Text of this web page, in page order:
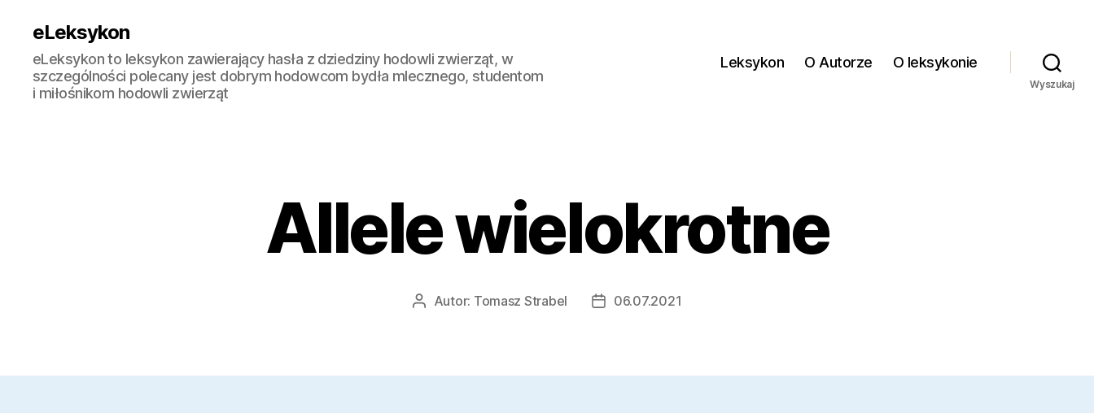
eLeksykon
eLeksykon to leksykon zawierający hasła z dziedziny hodowli zwierząt, w
szczególności polecany jest dobrym hodowcom bydła mlecznego, studentom
i miłośnikom hodowli zwierząt
Leksykon O Autorze O leksykonie
Wyszukaj
Allele wielokrotne
AutorAutor: Tomasz Strabel
Data06.07.2021